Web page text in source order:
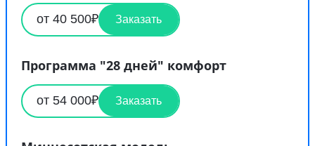
от 40 500₽ Заказать
Программа "28 дней" комфорт
от 54 000₽ Заказать